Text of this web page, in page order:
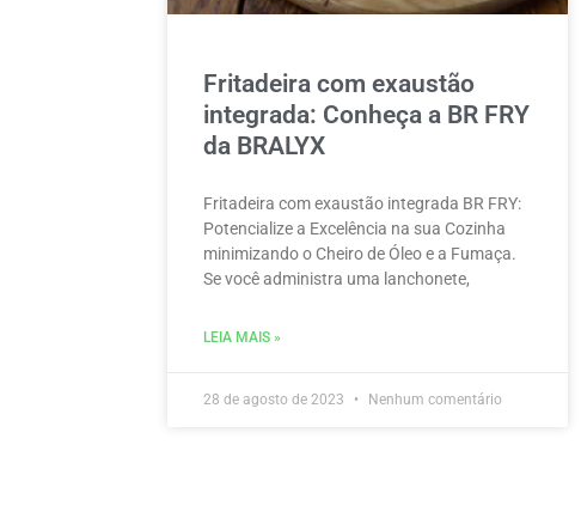
Fritadeira com exaustão
integrada: Conheça a BR FRY
da BRALYX
Fritadeira com exaustão integrada BR FRY:
Potencialize a Excelência na sua Cozinha
minimizando o Cheiro de Óleo e a Fumaça.
Se você administra uma lanchonete,
LEIA MAIS »
28 de agosto de 2023 Nenhum comentário